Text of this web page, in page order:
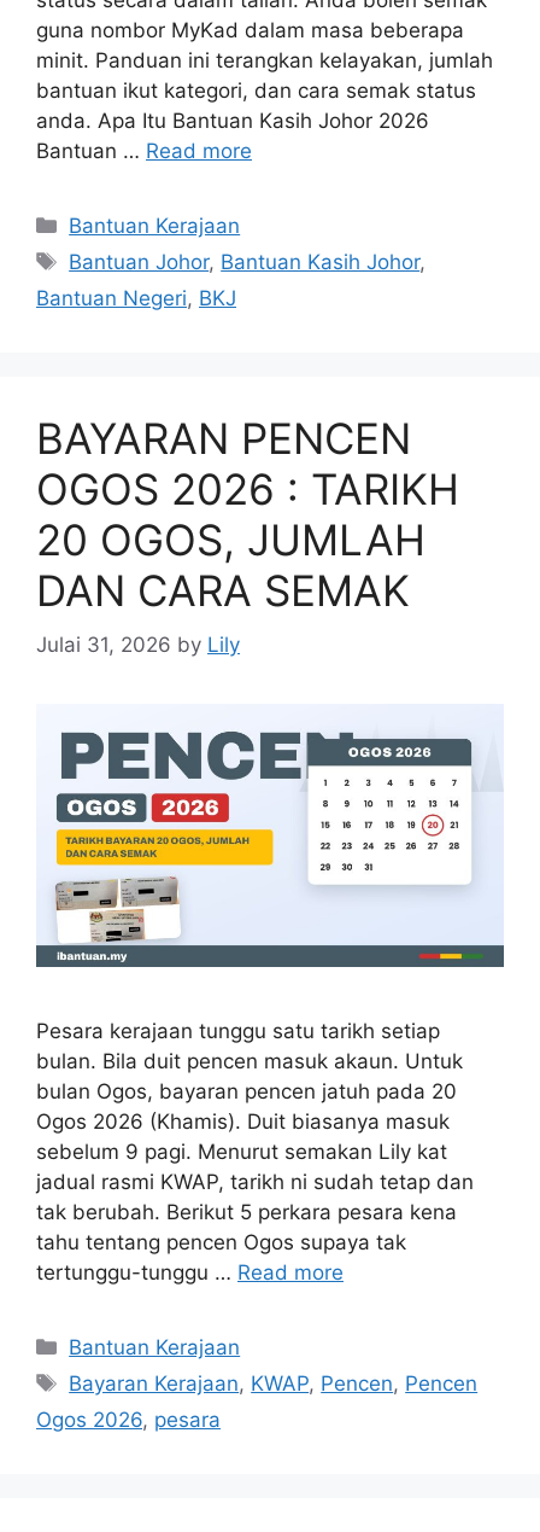
guna nombor MyKad dalam masa beberapa
minit. Panduan ini terangkan kelayakan, jumlah
bantuan ikut kategori, dan cara semak status
anda. Apa Itu Bantuan Kasih Johor 2026
Bantuan … Read more
Categories
Bantuan Kerajaan
Tags
Bantuan Johor, Bantuan Kasih Johor,
Bantuan Negeri, BKJ
BAYARAN PENCEN
OGOS 2026 : TARIKH
20 OGOS, JUMLAH
DAN CARA SEMAK
Julai 31, 2026 by Lily
Pesara kerajaan tunggu satu tarikh setiap
bulan. Bila duit pencen masuk akaun. Untuk
bulan Ogos, bayaran pencen jatuh pada 20
Ogos 2026 (Khamis). Duit biasanya masuk
sebelum 9 pagi. Menurut semakan Lily kat
jadual rasmi KWAP, tarikh ni sudah tetap dan
tak berubah. Berikut 5 perkara pesara kena
tahu tentang pencen Ogos supaya tak
tertunggu-tunggu … Read more
Categories
Bantuan Kerajaan
Tags
Bayaran Kerajaan, KWAP, Pencen, Pencen
Ogos 2026, pesara